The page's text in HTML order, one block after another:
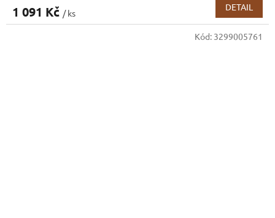
1 091 Kč / ks
DETAIL
Kód: 3299005761